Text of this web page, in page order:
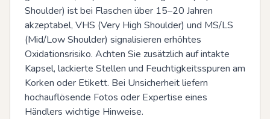
Shoulder) ist bei Flaschen über 15–20 Jahren
akzeptabel, VHS (Very High Shoulder) und MS/LS
(Mid/Low Shoulder) signalisieren erhöhtes
Oxidationsrisiko. Achten Sie zusätzlich auf intakte
Kapsel, lackierte Stellen und Feuchtigkeitsspuren am
Korken oder Etikett. Bei Unsicherheit liefern
hochauflösende Fotos oder Expertise eines
Händlers wichtige Hinweise.